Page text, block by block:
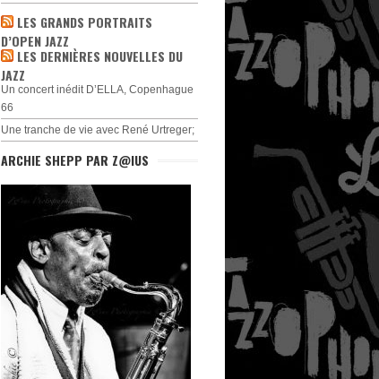
LES GRANDS PORTRAITS
D’OPEN JAZZ
LES DERNIÈRES NOUVELLES DU
JAZZ
Un concert inédit D’ELLA, Copenhague
66
Une tranche de vie avec René Urtreger;
ARCHIE SHEPP PAR Z@IUS